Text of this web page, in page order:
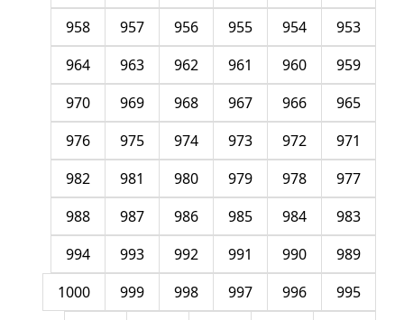
953
954
955
956
957
958
959
960
961
962
963
964
965
966
967
968
969
970
971
972
973
974
975
976
977
978
979
980
981
982
983
984
985
986
987
988
989
990
991
992
993
994
995
996
997
998
999
1000